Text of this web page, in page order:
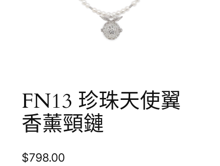
FN13 珍珠天使翼
香薰頸鏈
$798.00